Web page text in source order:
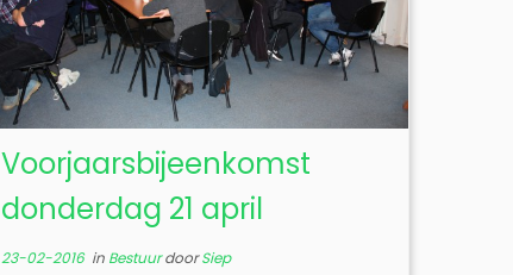
Voorjaarsbijeenkomst
donderdag 21 april
23-02-2016in BestuurdoorSiep